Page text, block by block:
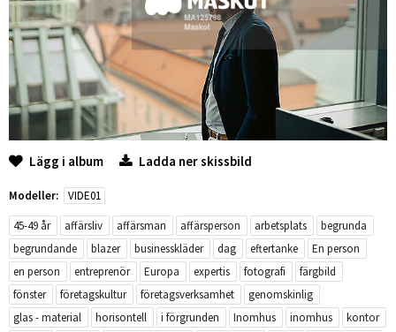
Lägg i album Ladda ner skissbild
Modeller:
VIDE01
45-49 år
affärsliv affärsman affärsperson arbetsplats
begrunda
begrundande
blazer businesskläder dag eftertanke
En person
en person
entreprenör Europa expertis fotografi
färgbild
fönster
företagskultur företagsverksamhet
genomskinlig
glas - material
horisontell i förgrunden Inomhus inomhus
kontor